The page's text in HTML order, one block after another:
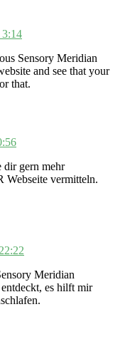
3:14
Sensory Meridian
and see that your
that.
dir gern mehr
Webseite vermitteln.
Meridian
es hilft mir